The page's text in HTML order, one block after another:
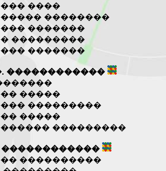
����
��������
�������
���������
�������
������������
�����
���������
�����
���������
������������
����������